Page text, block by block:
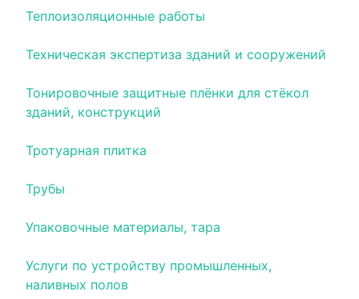
Теплоизоляционные работы
Техническая экспертиза зданий и сооружений
Тонировочные защитные плёнки для стёкол
зданий, конструкций
Тротуарная плитка
Трубы
Упаковочные материалы, тара
Услуги по устройству промышленных,
наливных полов